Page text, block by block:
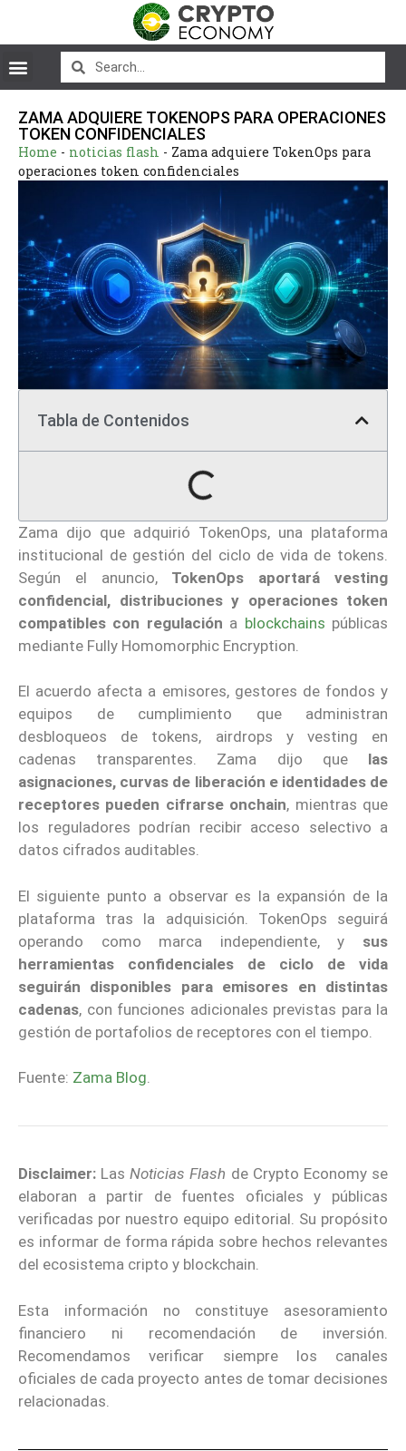
ZAMA ADQUIERE TOKENOPS PARA OPERACIONES
TOKEN CONFIDENCIALES
Home - noticias flash - Zama adquiere TokenOps para
operaciones token confidenciales
Tabla de Contenidos
Zama dijo que adquirió TokenOps, una plataforma
institucional de gestión del ciclo de vida de tokens.
Según el anuncio, TokenOps aportará vesting
confidencial, distribuciones y operaciones token
compatibles con regulación a blockchains públicas
mediante Fully Homomorphic Encryption.
El acuerdo afecta a emisores, gestores de fondos y
equipos de cumplimiento que administran
desbloqueos de tokens, airdrops y vesting en
cadenas transparentes. Zama dijo que las
asignaciones, curvas de liberación e identidades de
receptores pueden cifrarse onchain, mientras que
los reguladores podrían recibir acceso selectivo a
datos cifrados auditables.
El siguiente punto a observar es la expansión de la
plataforma tras la adquisición. TokenOps seguirá
operando como marca independiente, y sus
herramientas confidenciales de ciclo de vida
seguirán disponibles para emisores en distintas
cadenas, con funciones adicionales previstas para la
gestión de portafolios de receptores con el tiempo.
Fuente: Zama Blog.
Disclaimer: LasNoticias Flash de Crypto Economy se
elaboran a partir de fuentes oficiales y públicas
verificadas por nuestro equipo editorial. Su propósito
es informar de forma rápida sobre hechos relevantes
del ecosistema cripto y blockchain.
Esta información no constituye asesoramiento
financiero ni recomendación de inversión.
Recomendamos verificar siempre los canales
oficiales de cada proyecto antes de tomar decisiones
relacionadas.